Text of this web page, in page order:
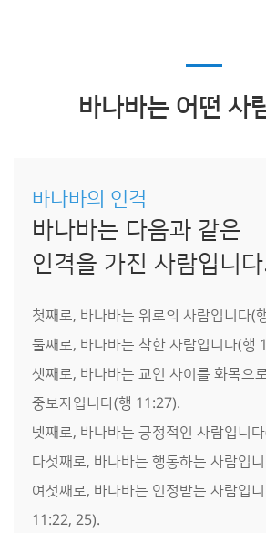
바나바는 어떤 사
바나바의 인격
바나바는 다음과 같은
인격을 가진 사람입니
첫째로, 바나바는 위로의 사람입니다(
둘째로, 바나바는 착한 사람입니다(행
셋째로, 바나바는 교인 사이를 화목으
중보자입니다(행 11:27).
넷째로, 바나바는 긍정적인 사람입니
다섯째로, 바나바는 행동하는 사람입
여섯째로, 바나바는 인정받는 사람입
11:22, 25).